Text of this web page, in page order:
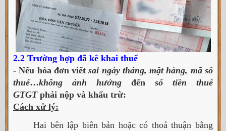
2.2 Trường hợp đã kê khai thuế
- Nếu hóa đơn viếtsai ngày tháng, mặt hàng, mã số
thuế…không ảnh hưởng đến số tiền thuế
GTGTphải nộp và khấu trừ:
Cách xử lý:
Hai bên lập biên bản hoặc có thoả thuận bằng